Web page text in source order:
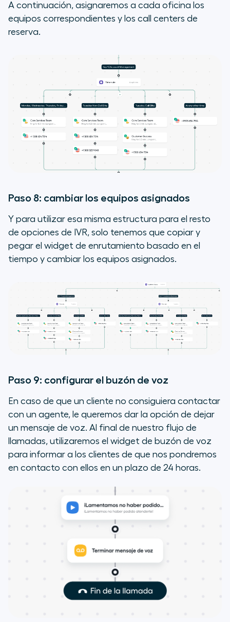
A continuación, asignaremos a cada oficina los
equipos correspondientes y los call centers de
reserva.
Paso 8: cambiar los equipos asignados
Y para utilizar esa misma estructura para el resto
de opciones de IVR, solo tenemos que copiar y
pegar el widget de enrutamiento basado en el
tiempo y cambiar los equipos asignados.
Paso 9: configurar el buzón de voz
En caso de que un cliente no consiguiera contactar
con un agente, le queremos dar la opción de dejar
un mensaje de voz. Al final de nuestro flujo de
llamadas, utilizaremos el widget de buzón de voz
para informar a los clientes de que nos pondremos
en contacto con ellos en un plazo de 24 horas.